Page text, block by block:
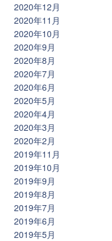
2020年12月
2020年11月
2020年10月
2020年9月
2020年8月
2020年7月
2020年6月
2020年5月
2020年4月
2020年3月
2020年2月
2019年11月
2019年10月
2019年9月
2019年8月
2019年7月
2019年6月
2019年5月